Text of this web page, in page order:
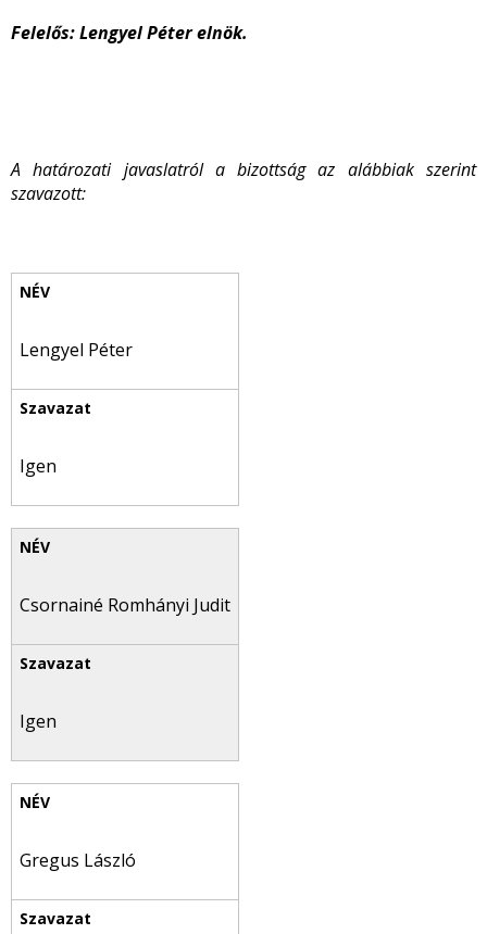
Felelős: Lengyel Péter elnök.
A határozati javaslatról a bizottság az alábbiak szerint
szavazott:
Lengyel Péter
Igen
Csornainé Romhányi Judit
Igen
Gregus László